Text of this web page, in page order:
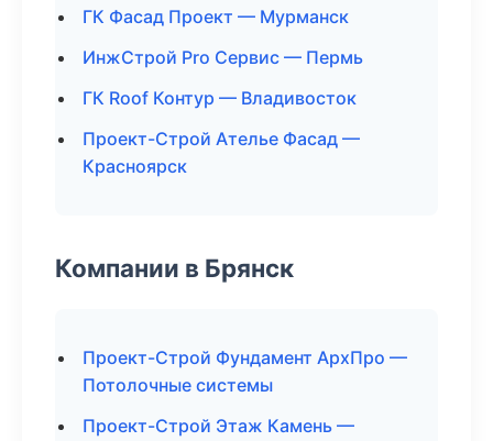
ГК Фасад Проект — Мурманск
ИнжСтрой Pro Сервис — Пермь
ГК Roof Контур — Владивосток
Проект-Строй Ателье Фасад —
Красноярск
Компании в Брянск
Проект-Строй Фундамент АрхПро —
Потолочные системы
Проект-Строй Этаж Камень —